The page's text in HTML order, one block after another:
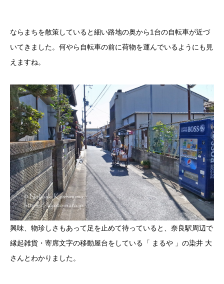
ならまちを散策していると細い路地の奥から1台の自転車が近づ
いてきました。何やら自転車の前に荷物を運んでいるようにも見
えますね。
興味、物珍しさもあって足を止めて待っていると、奈良駅周辺で
縁起雑貨・寄席文字の移動屋台をしている「 まるや 」の染井 大
さんとわかりました。